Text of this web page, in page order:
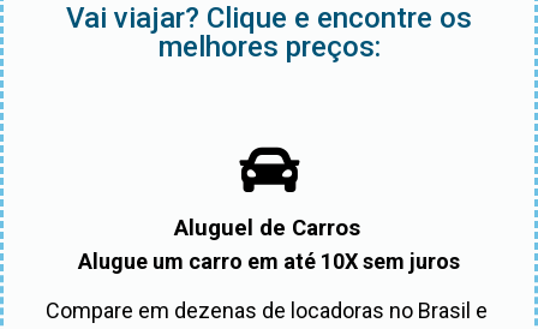
Vai viajar? Clique e encontre os
melhores preços:
Aluguel de Carros
Alugue um carro em até 10X sem juros
Compare em dezenas de locadoras no Brasil e